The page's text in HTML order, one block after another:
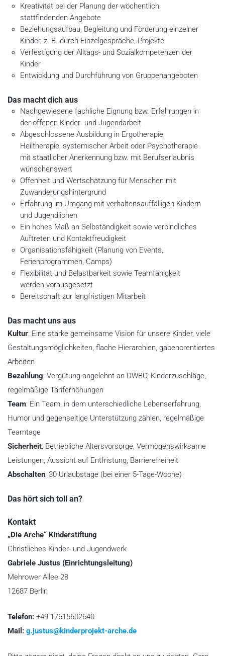
Kreativität bei der Planung der wöchentlich
stattfindenden Angebote
Beziehungsaufbau, Begleitung und Förderung einzelner
Kinder, z. B. durch Einzelgespräche, Projekte
Verfestigung der Alltags- und Sozialkompetenzen der
Kinder
Entwicklung und Durchführung von Gruppenangeboten
Das macht dich aus
Nachgewiesene fachliche Eignung bzw. Erfahrungen in
der offenen Kinder- und Jugendarbeit
Abgeschlossene Ausbildung in Ergotherapie,
Heiltherapie, systemischer Arbeit oder Psychotherapie
mit staatlicher Anerkennung bzw. mit Berufserlaubnis
wünschenswert
Offenheit und Wertschätzung für Menschen mit
Zuwanderungshintergrund
Erfahrung im Umgang mit verhaltensauffälligen Kindern
und Jugendlichen
Ein hohes Maß an Selbständigkeit sowie verbindliches
Auftreten und Kontaktfreudigkeit
Organisationsfähigkeit (Planung von Events,
Ferienprogrammen, Camps)
Flexibilität und Belastbarkeit sowie Teamfähigkeit
werden vorausgesetzt
Bereitschaft zur langfristigen Mitarbeit
Das macht uns aus
Kultur: Eine starke gemeinsame Vision für unsere Kinder, viele
Gestaltungsmöglichkeiten, flache Hierarchien, gabenorentiertes
Arbeiten
Bezahlung: Vergütung angelehnt an DWBO, Kinderzuschläge,
regelmäßige Tariferhöhungen
Team: Ein Team, in dem unterschiedliche Lebenserfahrung,
Humor und gegenseitige Unterstützung zählen, regelmäßige
Teamtage
Sicherheit: Betriebliche Altersvorsorge, Vermögenswirksame
Leistungen, Aussicht auf Entfristung, Barrierefreiheit
Abschalten: 30 Urlaubstage (bei einer 5-Tage-Woche)
Das hört sich toll an?
l
i
c
k
e
n
a
Kontakt
„Die Arche“ Kinderstiftung
Christliches Kinder- und Jugendwerk
Gabriele Justus (Einrichtungsleitung)
Mehrower Allee 28
12687 Berlin
Telefon: +49 17615602640
Mail: g.justus@kinderprojekt-arche.de